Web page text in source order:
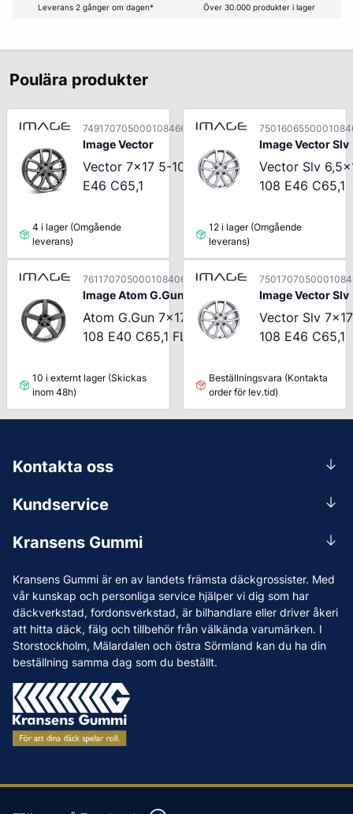
Leverans 2 gånger om dagen* Över 30.000 produkter i lager
Poulära produkter
74917070500010846651
Image Vector
Vector 7x17 5-108
E46 C65,1
4 i lager (Omgående
leverans)
Image Vector Slv
Vector Slv
108 E46 C65,1
12 i lager (Omgående
leverans)
76117070500010840651
Image Atom G.Gun
Atom G.Gun 7x17 5-
108 E40 C65,1 FLAT
10 i externt lager (Skickas
inom 48h)
Image Vector Slv
Vector Slv
108 E46 C65,1
Beställningsvara (Kontakta
order för lev.tid)
Kransens Gummi är en av landets främsta däckgrossister. Med
vår kunskap och personliga service hjälper vi dig som har
däckverkstad, fordonsverkstad, är bilhandlare eller driver åkeri
att hitta däck, fälg och tillbehör från välkända varumärken. I
Storstockholm, Mälardalen och östra Sörmland kan du ha din
beställning samma dag som du beställt.
Kundservice
Leverans
Reklamation & återköp
Betalning & faktura
Köpvillkor
Vanliga frågor och svar
Kransens Gummi
Vi som jobbar på Kransens Gummi
Jobba hos oss
Nyheter
Tips & Råd
Varumärken
Våra Verkstäder
Press
Kontakta oss
0156-409 00
Mån-Tors 07.30-16:30, Fre 07.30-15.00.
Lunchstängt 12:00-12:30